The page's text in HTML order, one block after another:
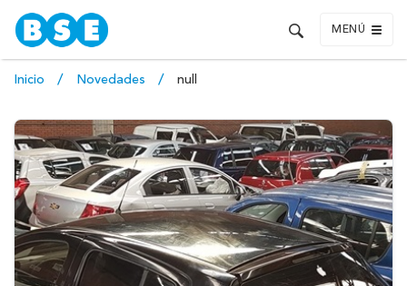
MENÚ
Inicio Novedades null